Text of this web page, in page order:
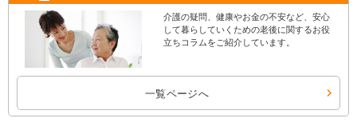
介護の疑問、健康やお金の不安など、安心
して暮らしていくための老後に関するお役
立ちコラムをご紹介しています。
一覧ページへ